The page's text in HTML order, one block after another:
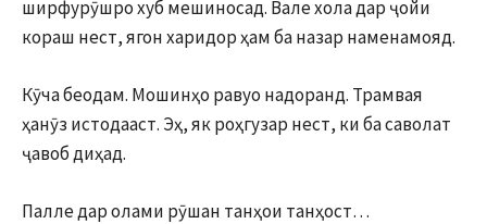
ширфурӯшро хуб мешиносад. Вале хола дар ҷойи
кораш нест, ягон харидор ҳам ба назар наменамояд.
Кӯча беодам. Мошинҳо равуо надоранд. Трамвая
ҳанӯз истодааст. Эҳ, як роҳгузар нест, ки ба саволат
ҷавоб диҳад.
Палле дар олами рӯшан танҳои танҳост…